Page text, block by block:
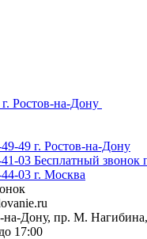
г. Ростов-на-Дону
49 г. Ростов-на-Дону
03 Бесплатный звонок
03 г. Москва
на-Дону, пр. М.
17:00